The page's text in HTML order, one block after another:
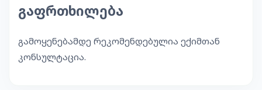
გაფრთხილება
გამოყენებამდე რეკომენდებულია ექიმთან
კონსულტაცია.